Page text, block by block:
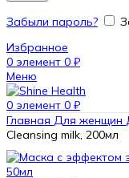
Забыли пароль?
Избранное
0 элемент 0 ₽
Меню
0 элемент 0 ₽
Главная Для женщин
Cleansing milk, 200мл